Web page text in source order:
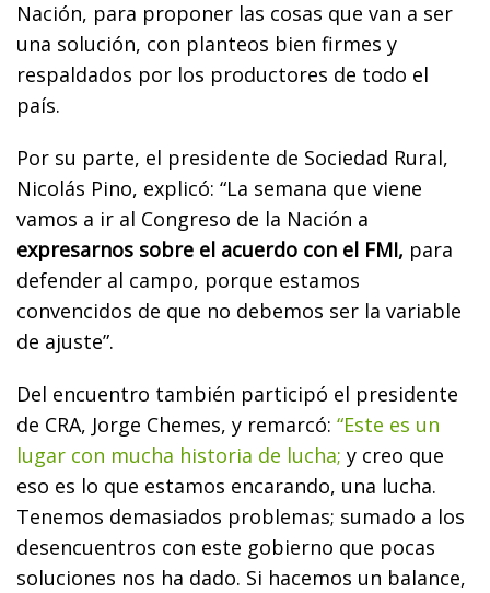
Nación, para proponer las cosas que van a ser
una solución, con planteos bien firmes y
respaldados por los productores de todo el
país.
Por su parte, el presidente de Sociedad Rural,
Nicolás Pino, explicó: “La semana que viene
vamos a ir al Congreso de la Nación a
expresarnos sobre el acuerdo con el FMI, para
defender al campo, porque estamos
convencidos de que no debemos ser la variable
de ajuste”.
Del encuentro también participó el presidente
de CRA, Jorge Chemes, y remarcó: “Este es un
lugar con mucha historia de lucha; y creo que
eso es lo que estamos encarando, una lucha.
Tenemos demasiados problemas; sumado a los
desencuentros con este gobierno que pocas
soluciones nos ha dado. Si hacemos un balance,